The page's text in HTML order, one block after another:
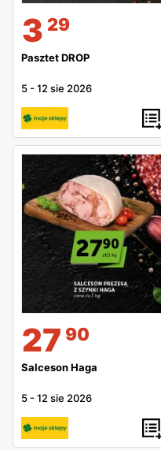
3 29
Pasztet DROP
5 -12 sie 2026
27 90
Salceson Haga
5 -12 sie 2026